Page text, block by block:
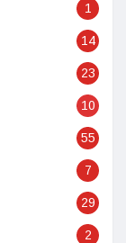
1
14
23
10
55
7
29
2